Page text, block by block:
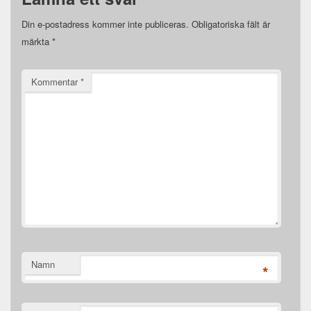
Din e-postadress kommer inte publiceras. Obligatoriska fält är
märkta *
Kommentar*
Namn *